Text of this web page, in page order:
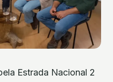
Estrada Nacional 2